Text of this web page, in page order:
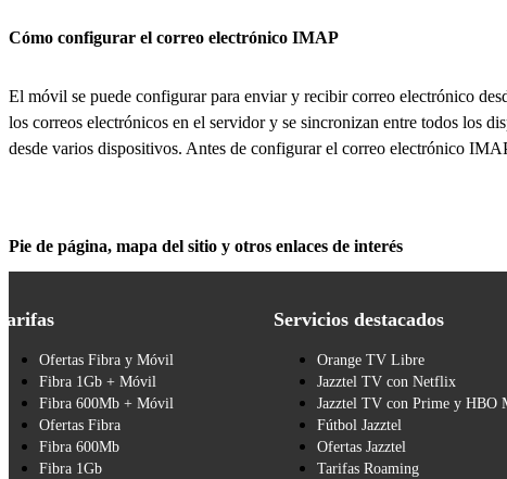
Cómo configurar el correo electrónico IMAP
El móvil se puede configurar para enviar y recibir correo electrónico
los correos electrónicos en el servidor y se sincronizan entre todos los
desde varios dispositivos. Antes de configurar el correo electrónico
Pie de página, mapa del sitio y otros enlaces de interés
Ofertas Fibra y Móvil
Fibra 1Gb + Móvil
Fibra 600Mb + Móvil
Ofertas Fibra
Fibra 600Mb
Fibra 1Gb
Servicios destacados
Orange TV Libre
Jazztel TV con Netflix
Jazztel TV con Prime y HBO
Fútbol Jazztel
Ofertas Jazztel
Tarifas Roaming